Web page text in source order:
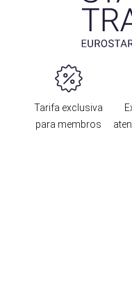
Tarifa exclusiva
para membros